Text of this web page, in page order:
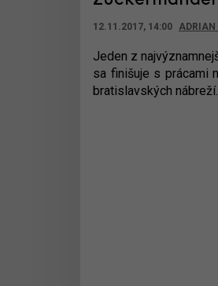
12.11.2017, 14:00 ADRIAN
Jeden z
sa finišuje s prácami
bratislavských nábreží.